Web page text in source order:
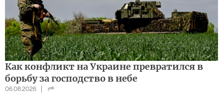
Как конфликт на Украине превратился в
борьбу за господство в небе
06.08.2026